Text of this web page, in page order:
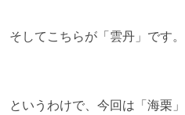
そしてこちらが「雲丹」です。
というわけで、今回は「海栗